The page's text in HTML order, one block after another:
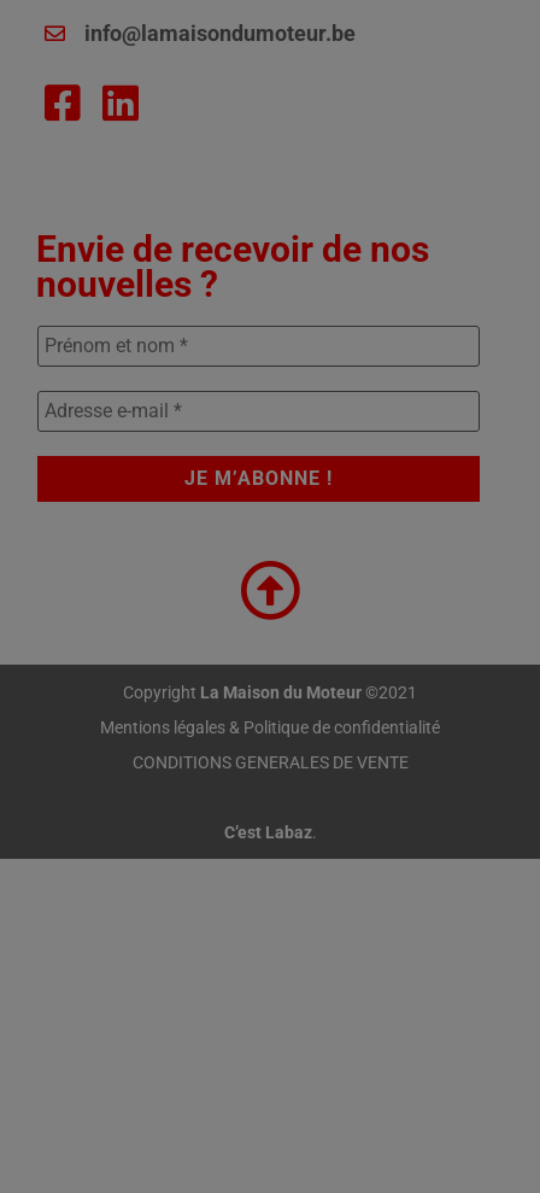
info@lamaisondumoteur.be
Envie de recevoir de nos
nouvelles ?
Copyright La Maison du Moteur©2021
Mentions légales & Politique de confidentialité
CONDITIONS GENERALES DE VENTE
C’est Labaz.